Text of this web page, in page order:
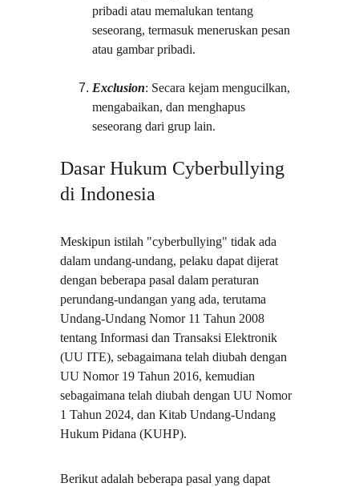
pribadi atau memalukan tentang
seseorang, termasuk meneruskan pesan
atau gambar pribadi.
Exclusion: Secara kejam mengucilkan,
mengabaikan, dan menghapus
seseorang dari grup lain.
Dasar Hukum Cyberbullying
di Indonesia
Meskipun istilah "cyberbullying" tidak ada
dalam undang-undang, pelaku dapat dijerat
dengan beberapa pasal dalam peraturan
perundang-undangan yang ada, terutama
Undang-Undang Nomor 11 Tahun 2008
tentang Informasi dan Transaksi Elektronik
(UU ITE), sebagaimana telah diubah dengan
UU Nomor 19 Tahun 2016, kemudian
sebagaimana telah diubah dengan UU Nomor
1 Tahun 2024, dan Kitab Undang-Undang
Hukum Pidana (KUHP).
Berikut adalah beberapa pasal yang dapat